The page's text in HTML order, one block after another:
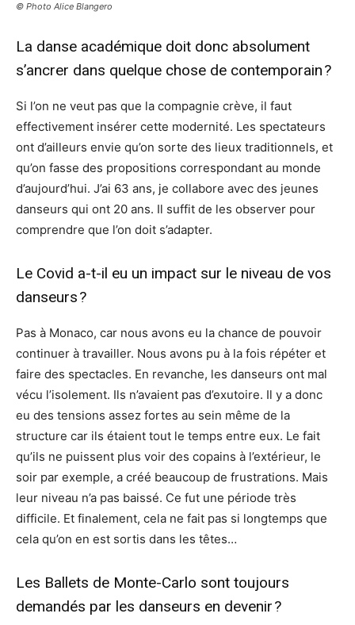
© Photo Alice Blangero
La danse académique doit donc absolument
s’ancrer dans quelque chose de contemporain ?
Si l’on ne veut pas que la compagnie crève, il faut
effectivement insérer cette modernité. Les spectateurs
ont d’ailleurs envie qu’on sorte des lieux traditionnels, et
qu’on fasse des propositions correspondant au monde
d’aujourd’hui. J’ai 63 ans, je collabore avec des jeunes
danseurs qui ont 20 ans. Il suffit de les observer pour
comprendre que l’on doit s’adapter.
Le Covid a-t-il eu un impact sur le niveau de vos
danseurs ?
Pas à Monaco, car nous avons eu la chance de pouvoir
continuer à travailler. Nous avons pu à la fois répéter et
faire des spectacles. En revanche, les danseurs ont mal
vécu l’isolement. Ils n’avaient pas d’exutoire. Il y a donc
eu des tensions assez fortes au sein même de la
structure car ils étaient tout le temps entre eux. Le fait
qu’ils ne puissent plus voir des copains à l’extérieur, le
soir par exemple, a créé beaucoup de frustrations. Mais
leur niveau n’a pas baissé. Ce fut une période très
difficile. Et finalement, cela ne fait pas si longtemps que
cela qu’on en est sortis dans les têtes…
Les Ballets de Monte-Carlo sont toujours
demandés par les danseurs en devenir ?